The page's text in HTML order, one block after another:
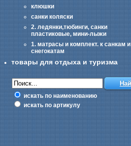
клюшки
санки коляски
2. ледянки,тюбинги, санки
пластиковые, мини-лыжи
1. матрасы и комплект. к санкам и
снегокатам
товары для отдыха и туризма
искать по наименованию
искать по артикулу